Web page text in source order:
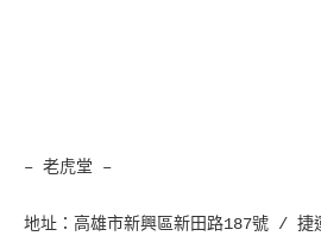
– 老虎堂 –
地址： 高雄市新興區新田路187號 / 捷